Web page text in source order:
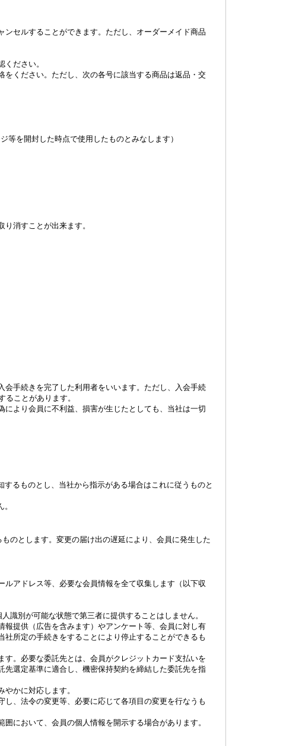
セルすることができます。ただし、オーダーメイド商品
ださい。
をください。ただし、次の各号に該当する商品は返品・交
を開封した時点で使用したものとみなします）
消すことが出来ます。
会手続きを完了した利用者をいいます。ただし、入会手続
ことがあります。
より会員に不利益、損害が生じたとしても、当社は一切
るものとし、当社から指示がある場合はこれに従うものと
のとします。変更の届け出の遅延により、会員に発生した
アドレス等、必要な会員情報を全て収集します（以下収
識別が可能な状態で第三者に提供することはしません。
提供（広告を含みます）やアンケート等、会員に対し有
所定の手続きをすることにより停止することができるも
。必要な委託先とは、会員がクレジットカード支払いを
選定基準に適合し、機密保持契約を締結した委託先を指
かに対応します。
、法令の変更等、必要に応じて各項目の変更を行なうも
において、会員の個人情報を開示する場合があります。